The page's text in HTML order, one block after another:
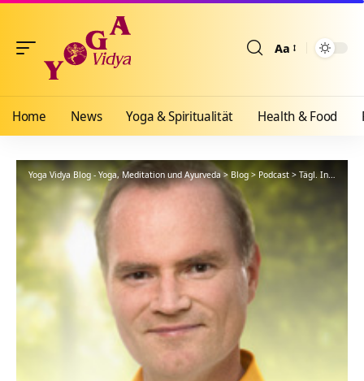
Aa
Home News Yoga & Spiritualität Health & Food
Yoga Vidya Blog - Yoga, Meditation und Ayurveda> Blog > Podcast> Tägl. Inspiration